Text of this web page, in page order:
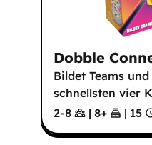
Dobble
Bildet Teams
schnellsten vier
2-8
| 8+ | 15